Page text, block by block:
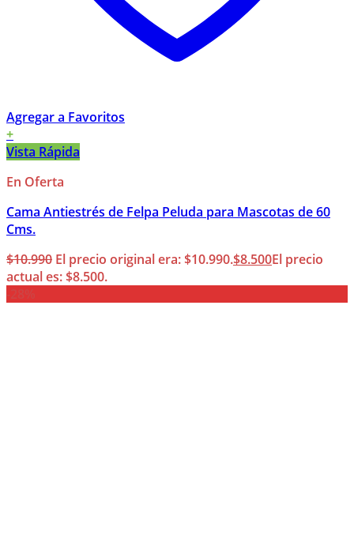
Agregar a Favoritos
+
Vista Rápida
En Oferta
Cama Antiestrés de Felpa Peluda para Mascotas de 60
Cms.
$10.990 El precio original era: $10.990.$8.500El precio
actual es: $8.500.